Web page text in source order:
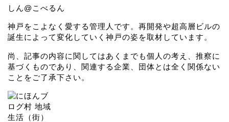
しん@こべるん
神戸をこよなく愛する管理人です。再開発や超高層ビルの
誕生によって変化していく神戸の姿を取材しています。
尚、記事の内容に関してはあくまでも個人の考え、推察に
基づくものであり、関連する企業、団体とは全く関係ない
ことをご了承下さい。